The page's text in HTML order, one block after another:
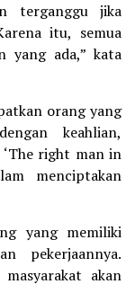
terganggu jika
itu, semua
yang ada,” kata
orang yang
keahlian,
right man in
menciptakan
yang memiliki
pekerjaannya.
akan